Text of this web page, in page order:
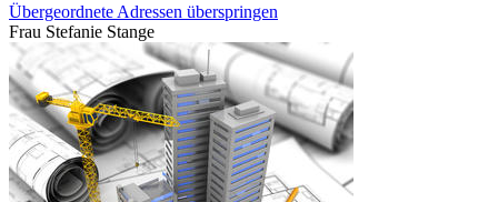
Übergeordnete Adressen überspringen
Frau Stefanie Stange